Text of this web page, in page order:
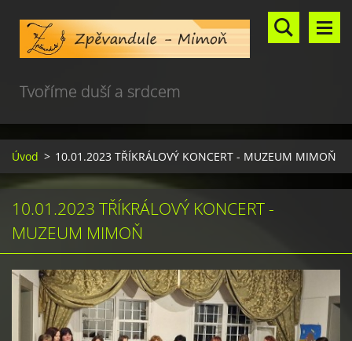
Tvoříme duší a srdcem
Úvod > 10.01.2023 TŘÍKRÁLOVÝ KONCERT - MUZEUM MIMOŇ
10.01.2023 TŘÍKRÁLOVÝ KONCERT -
MUZEUM MIMOŇ